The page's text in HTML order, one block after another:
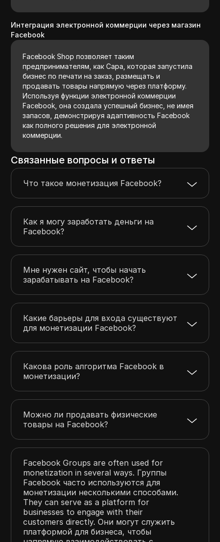
Интеграция электронной коммерции через магазин
Facebook
Facebook Shop позволяет таким
предпринимателям, как Сара, которая запустила
бизнес по печати на заказ, размещать и
продавать товары напрямую через платформу.
Используя функции электронной коммерции
Facebook, она создала успешный бизнес, не имея
запасов, демонстрируя адаптивность Facebook
как полного решения для электронной
коммерции.
Связанные вопросы и ответы
Что такое монетизация Facebook?
Как я могу заработать деньги на
Facebook?
Мне нужен сайт, чтобы начать
зарабатывать на Facebook?
Какие барьеры для входа существуют
для монетизации Facebook?
Какова роль алгоритма Facebook в
монетизации?
Можно ли продавать физические
товары на Facebook?
Facebook Groups are often used for
monetization in several ways. Группы
Facebook часто используются для
монетизации несколькими способами.
They can serve as a platform for
businesses to engage with their
customers directly. Они могут служить
платформой для бизнеса, чтобы